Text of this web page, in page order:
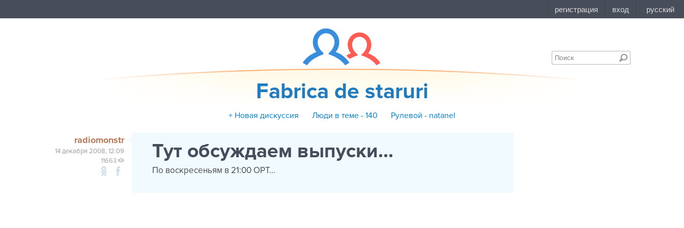
Fabrica de staruri
+ Новая дискуссия Люди в теме - 140 Рулевой - natanel
radiomonstr
14 декабря 2008, 12:09
11663
Тут обсуждаем выпуски...
По воскресеньям в 21:00 ОРТ...